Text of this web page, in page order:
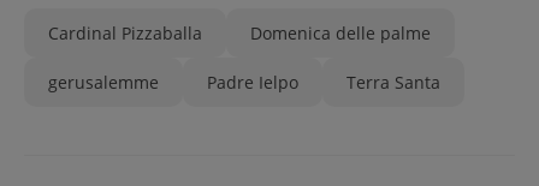
Cardinal Pizzaballa Domenica delle palme
gerusalemme Padre Ielpo Terra Santa